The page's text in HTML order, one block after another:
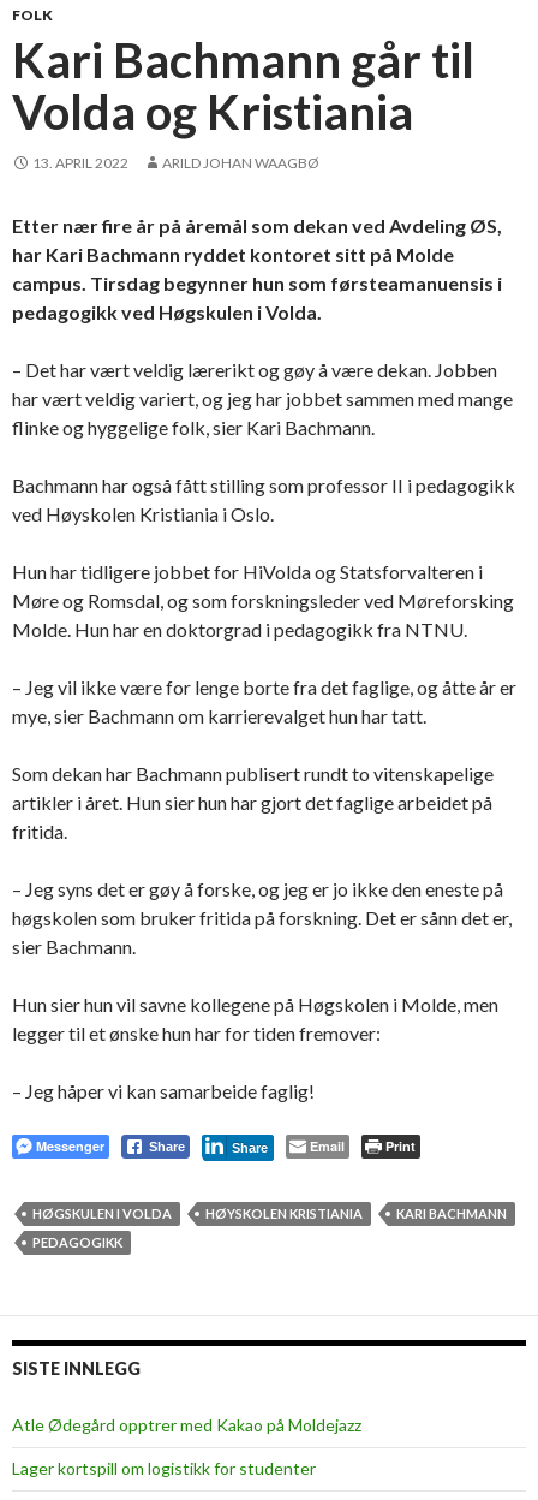
FOLK
Kari Bachmann går til
Volda og Kristiania
13. APRIL 2022 ARILD JOHAN WAAGBØ
Etter nær fire år på åremål som dekan ved Avdeling ØS,
har Kari Bachmann ryddet kontoret sitt på Molde
campus. Tirsdag begynner hun som førsteamanuensis i
pedagogikk ved Høgskulen i Volda.
– Det har vært veldig lærerikt og gøy å være dekan. Jobben
har vært veldig variert, og jeg har jobbet sammen med mange
flinke og hyggelige folk, sier Kari Bachmann.
Bachmann har også fått stilling som professor II i pedagogikk
ved Høyskolen Kristiania i Oslo.
Hun har tidligere jobbet for HiVolda og Statsforvalteren i
Møre og Romsdal, og som forskningsleder ved Møreforsking
Molde. Hun har en doktorgrad i pedagogikk fra NTNU.
– Jeg vil ikke være for lenge borte fra det faglige, og åtte år er
mye, sier Bachmann om karrierevalget hun har tatt.
Som dekan har Bachmann publisert rundt to vitenskapelige
artikler i året. Hun sier hun har gjort det faglige arbeidet på
fritida.
– Jeg syns det er gøy å forske, og jeg er jo ikke den eneste på
høgskolen som bruker fritida på forskning. Det er sånn det er,
sier Bachmann.
Hun sier hun vil savne kollegene på Høgskolen i Molde, men
legger til et ønske hun har for tiden fremover:
– Jeg håper vi kan samarbeide faglig!
Messenger Share Share Email Print
HØGSKULEN I VOLDA HØYSKOLEN KRISTIANIA
KARI BACHMANN
PEDAGOGIKK
SISTE INNLEGG
Atle Ødegård opptrer med Kakao på Moldejazz
Lager kortspill om logistikk for studenter